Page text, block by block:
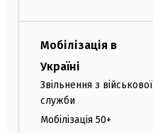
Мобілізація в
Україні
Звільнення з військової
служби
Мобілізація 50+